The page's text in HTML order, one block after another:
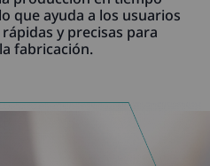
que ayuda a los usuarios
y precisas para
fabricación.